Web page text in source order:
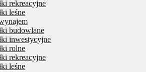
rekreacyjne
leśne
budowlane
inwestycyjne
rolne
rekreacyjne
leśne